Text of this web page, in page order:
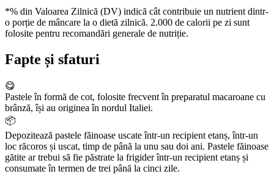
*% din Valoarea Zilnică (DV) indică cât contribuie un nutrient dintr-
o porție de mâncare la o dietă zilnică. 2.000 de calorii pe zi sunt
folosite pentru recomandări generale de nutriție.
Fapte și sfaturi
😋
Pastele în formă de cot, folosite frecvent în preparatul macaroane cu
brânză, își au originea în nordul Italiei.
📦
Depozitează pastele făinoase uscate într-un recipient etanș, într-un
loc răcoros și uscat, timp de până la unu sau doi ani. Pastele făinoase
gătite ar trebui să fie păstrate la frigider într-un recipient etanș și
consumate în termen de trei până la cinci zile.